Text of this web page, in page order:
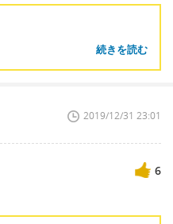
続きを読む
2019/12/31 23:01
6